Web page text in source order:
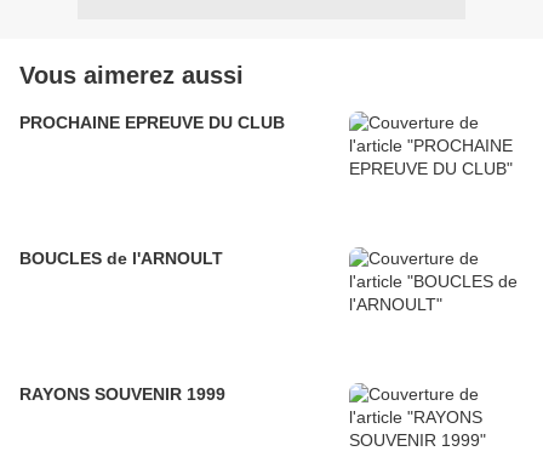
Vous aimerez aussi
PROCHAINE EPREUVE DU CLUB
BOUCLES de l'ARNOULT
RAYONS SOUVENIR 1999